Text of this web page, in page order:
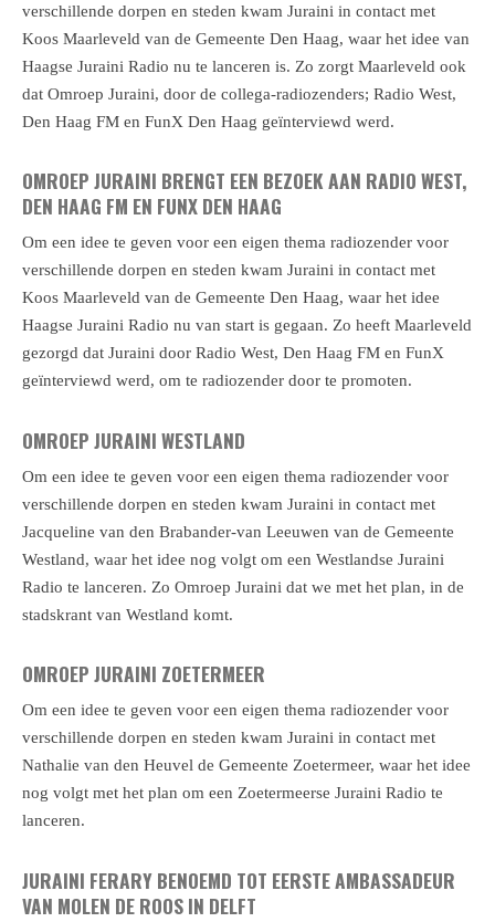
verschillende dorpen en steden kwam Juraini in contact met
Koos Maarleveld van de Gemeente Den Haag, waar het idee van
Haagse Juraini Radio nu te lanceren is. Zo zorgt Maarleveld ook
dat Omroep Juraini, door de collega-radiozenders; Radio West,
Den Haag FM en FunX Den Haag geïnterviewd werd.
OMROEP JURAINI BRENGT EEN BEZOEK AAN RADIO WEST,
DEN HAAG FM EN FUNX DEN HAAG
Om een idee te geven voor een eigen thema radiozender voor
verschillende dorpen en steden kwam Juraini in contact met
Koos Maarleveld van de Gemeente Den Haag, waar het idee
Haagse Juraini Radio nu van start is gegaan. Zo heeft Maarleveld
gezorgd dat Juraini door Radio West, Den Haag FM en FunX
geïnterviewd werd, om te radiozender door te promoten.
OMROEP JURAINI WESTLAND
Om een idee te geven voor een eigen thema radiozender voor
verschillende dorpen en steden kwam Juraini in contact met
Jacqueline van den Brabander-van Leeuwen van de Gemeente
Westland, waar het idee nog volgt om een Westlandse Juraini
Radio te lanceren. Zo Omroep Juraini dat we met het plan, in de
stadskrant van Westland komt.
OMROEP JURAINI ZOETERMEER
Om een idee te geven voor een eigen thema radiozender voor
verschillende dorpen en steden kwam Juraini in contact met
Nathalie van den Heuvel de Gemeente Zoetermeer, waar het idee
nog volgt met het plan om een Zoetermeerse Juraini Radio te
lanceren.
JURAINI FERARY BENOEMD TOT EERSTE AMBASSADEUR
VAN MOLEN DE ROOS IN DELFT